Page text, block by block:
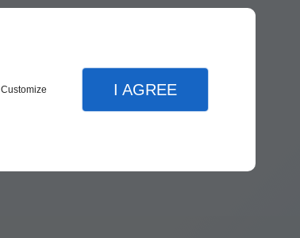
Customize I AGREE